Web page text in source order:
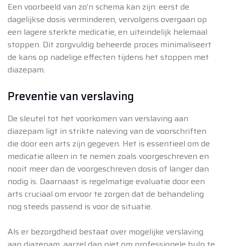
Een voorbeeld van zo’n schema kan zijn: eerst de
dagelijkse dosis verminderen, vervolgens overgaan op
een lagere sterkte medicatie, en uiteindelijk helemaal
stoppen. Dit zorgvuldig beheerde proces minimaliseert
de kans op nadelige effecten tijdens het stoppen met
diazepam.
Preventie van verslaving
De sleutel tot het voorkomen van verslaving aan
diazepam ligt in strikte naleving van de voorschriften
die door een arts zijn gegeven. Het is essentieel om de
medicatie alleen in te nemen zoals voorgeschreven en
nooit meer dan de voorgeschreven dosis of langer dan
nodig is. Daarnaast is regelmatige evaluatie door een
arts cruciaal om ervoor te zorgen dat de behandeling
nog steeds passend is voor de situatie.
Als er bezorgdheid bestaat over mogelijke verslaving